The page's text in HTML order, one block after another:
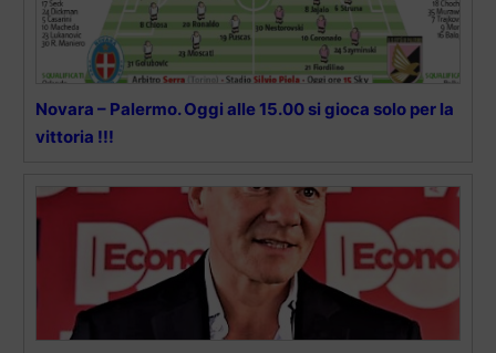
Novara – Palermo. Oggi alle 15.00 si gioca solo per la
vittoria !!!